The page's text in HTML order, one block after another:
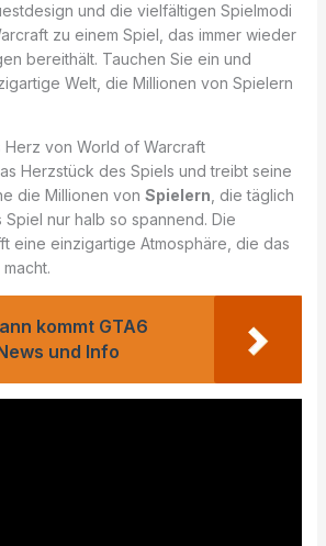
und die vielfältigen Spielmodi
zu einem Spiel, das immer wieder
bereithält. Tauchen Sie ein und
Welt, die Millionen von Spielern
Herz von World of Warcraft
Herzstück des Spiels und treibt seine
die Millionen von Spielern, die täglich
nur halb so spannend. Die
eine einzigartige Atmosphäre, die das
kommt GTA6
und Info